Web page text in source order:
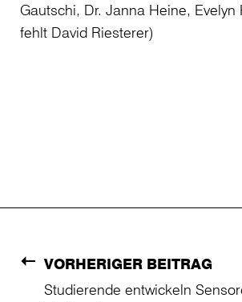
Gautschi, Dr. Janna Heine, Evelyn
fehlt David Riesterer)
VORHERIGER BEITRAG
Studierende entwickeln